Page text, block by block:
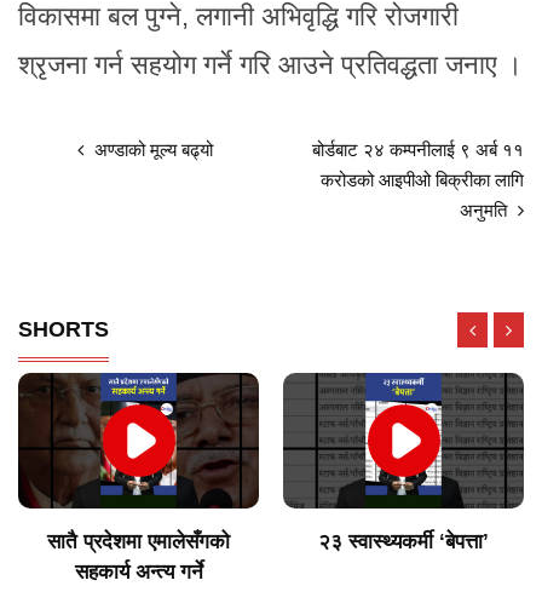
विकासमा बल पुग्ने, लगानी अभिवृद्धि गरि रोजगारी
श्रृजना गर्न सहयोग गर्ने गरि आउने प्रतिवद्धता जनाए ।
अण्डाको मूल्य बढ्यो
बोर्डबाट २४ कम्पनीलाई ९ अर्ब ११
करोडको आइपीओ बिक्रीका लागि
अनुमति
SHORTS
सातै प्रदेशमा एमालेसँगको
सहकार्य अन्त्य गर्ने
२३ स्वास्थ्यकर्मी ‘बेपत्ता’